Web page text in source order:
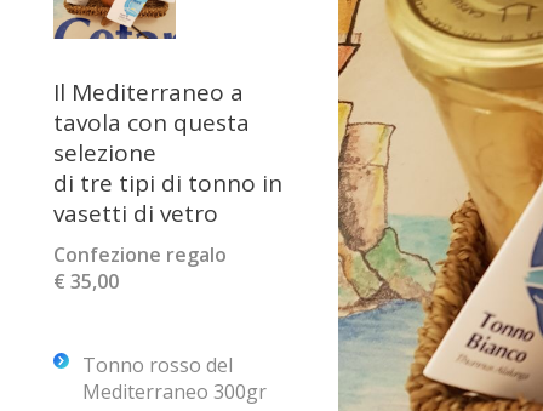
Il Mediterraneo a
tavola con questa
selezione
di tre tipi di tonno in
vasetti di vetro
Confezione regalo
€ 35,00
Tonno rosso del
Mediterraneo 300gr